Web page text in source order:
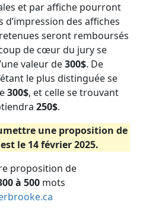
et par affiche pourront
d’impression des affiches
seront remboursés
coup de cœur du jury se
valeur de300$. De
le plus distinguée se
300$, et celle se trouvant
250$.
une proposition de
le 14 février 2025.
proposition de
à 500 mots